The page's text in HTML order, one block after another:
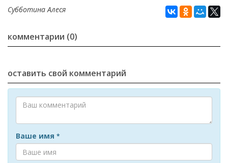
Субботина Алеся
комментарии (0)
оставить свой комментарий
Ваше имя *